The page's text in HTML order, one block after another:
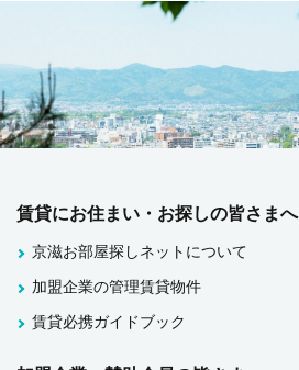
賃貸にお住まい・お探しの皆さまへ
京滋お部屋探しネットについて
加盟企業の管理賃貸物件
賃貸必携ガイドブック